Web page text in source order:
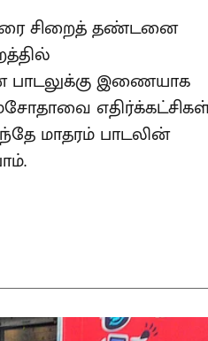
சிறைத் தண்டனை
பாடலுக்கு இணையாக
மாதரம் பாடலின்